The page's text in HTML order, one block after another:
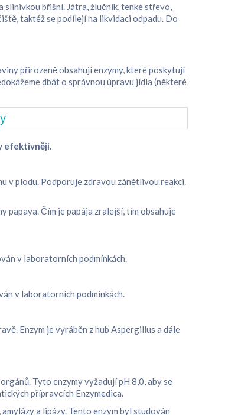
slinivkou břišní. Játra, žlučník, tenké střevo,
taktéž se podílejí na likvidaci odpadu. Do
přirozeně obsahují enzymy, které poskytují
dbát o správnou úpravu jídla (některé
efektivněji.
v plodu. Podporuje zdravou zánětlivou reakci.
papaya. Čím je papája zralejší, tím obsahuje
v laboratorních podmínkách.
v laboratorních podmínkách.
Enzym je vyráběn z hub Aspergillus a dále
Tyto enzymy vyžadují pH 8,0, aby se
přípravcích Enzymedica.
a lipázy. Tento enzym byl studován